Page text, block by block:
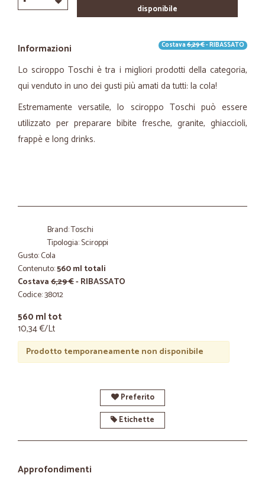
disponibile
Informazioni Costava6,29 €- RIBASSATO
Lo sciroppo Toschi è tra i migliori prodotti della categoria,
qui venduto in uno dei gusti più amati da tutti: la cola!
Estremamente versatile, lo sciroppo Toschi può essere
utilizzato per preparare bibite fresche, granite, ghiaccioli,
frappè e long drinks.
Brand: Toschi
Tipologia: Sciroppi
Gusto: Cola
Contenuto:560 ml totali
Costava6,29 €- RIBASSATO
Codice: 38012
560 ml tot
10,34 €/Lt
Prodotto temporaneamente non disponibile
Preferito
Etichette
Approfondimenti